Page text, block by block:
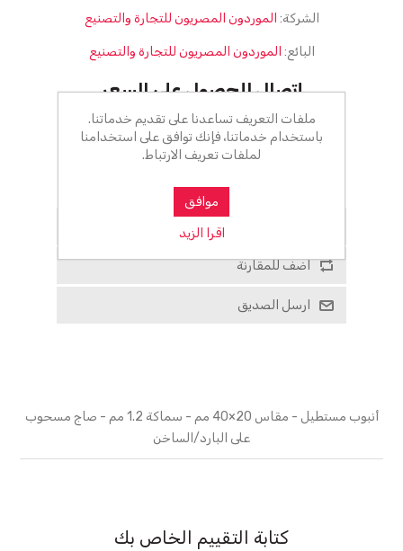
الشركة: الموردون المصريون للتجارة والتصنيع
البائع: الموردون المصريون للتجارة والتصنيع
إتصال للحصول على السعر
أضف للسلة
اضف للمقارنة
ارسل الصديق
أنبوب مستطيل - مقاس 20×40 مم - سماكة 1.2 مم - صاج مسحوب
على البارد/الساخن
كتابة التقييم الخاص بك
ملفات التعريف تساعدنا على تقديم خدماتنا.
باستخدام خدماتنا، فإنك توافق على استخدامنا
لملفات تعريف الارتباط.
موافق
اقرا الزيد